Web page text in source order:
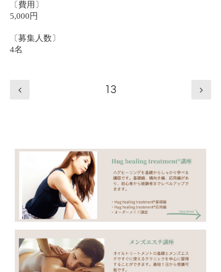
〔費用〕
5,000 円
〔募集人数〕
4名
13